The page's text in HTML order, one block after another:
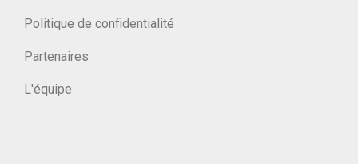
Politique de confidentialité
Partenaires
L'équipe